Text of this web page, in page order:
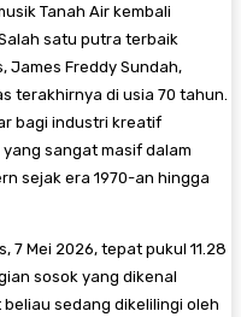
Tanah Air kembali
satu putra terbaik
James Freddy Sundah,
terakhirnya di usia 70 tahun.
bagi industri kreatif
sangat masif dalam
sejak era 1970-an hingga
7 Mei 2026, tepat pukul 11.28
sosok yang dikenal
sedang dikelilingi oleh